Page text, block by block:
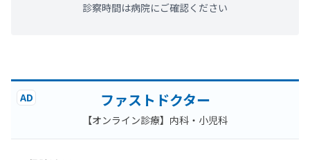
診察時間は病院にご確認ください
AD ファストドクター
【オンライン診療】内科・小児科